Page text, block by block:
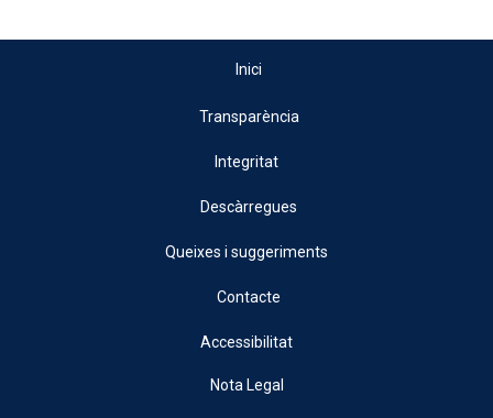
Inici
Transparència
Integritat
Descàrregues
Queixes i suggeriments
Contacte
Accessibilitat
Nota Legal